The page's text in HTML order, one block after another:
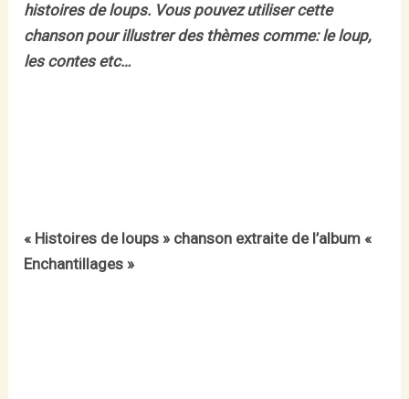
histoires de loups. Vous pouvez utiliser cette
chanson pour illustrer des thèmes comme: le loup,
les contes etc…
« Histoires de loups » chanson extraite de l’album «
Enchantillages »